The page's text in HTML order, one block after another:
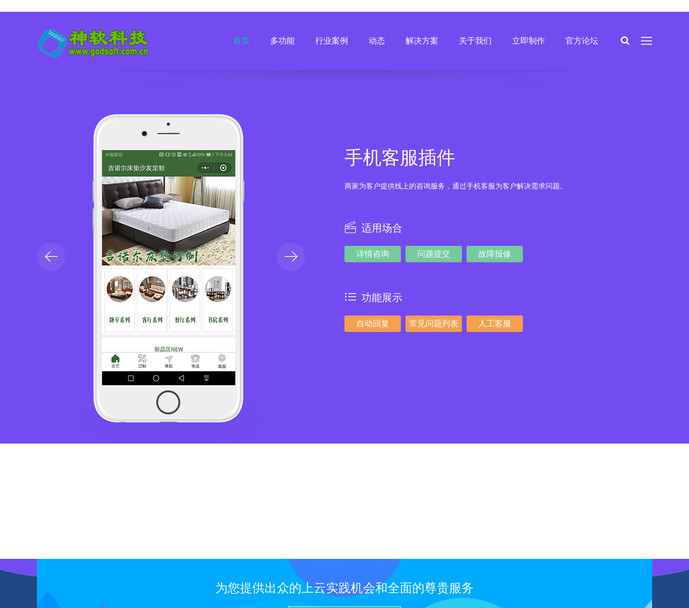
首页 多功能 行业案例 动态 解决方案 关于我们 立即制作 官方论坛
手机客服插件
商家为客户提供线上的咨询服务，通过手机客服为客户解决需求问题。
适用场合
详情咨询 问题提交 故障报修
功能展示
自动回复 常见问题列表 人工客服
为您提供出众的上云实践机会和全面的尊贵服务